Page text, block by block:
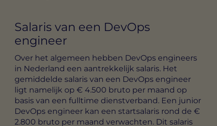
Salaris van een DevOps
engineer
Over het algemeen hebben DevOps engineers
in Nederland een aantrekkelijk salaris. Het
gemiddelde salaris van een DevOps engineer
ligt namelijk op € 4.500 bruto per maand op
basis van een fulltime dienstverband. Een junior
DevOps engineer kan een startsalaris rond de €
2.800 bruto per maand verwachten. Dit salaris